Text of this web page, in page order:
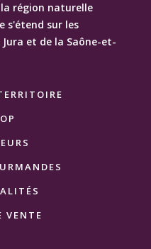
région naturelle
s'étend sur les
et de la Saône-et-
VENTE